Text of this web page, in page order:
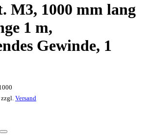
M3, 1000 mm lang
1 m,
Gewinde, 1
Versand